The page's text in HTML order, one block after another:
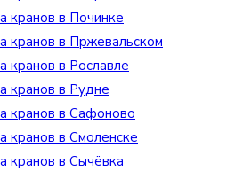
кранов в Починке
кранов в Пржевальском
кранов в Рославле
кранов в Рудне
кранов в Сафоново
кранов в Смоленске
кранов в Сычёвка